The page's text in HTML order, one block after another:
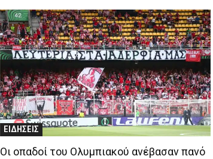
ΕΙΔΗΣΕΙΣ
Οι οπαδοί του Ολυμπιακού ανέβασαν πανό